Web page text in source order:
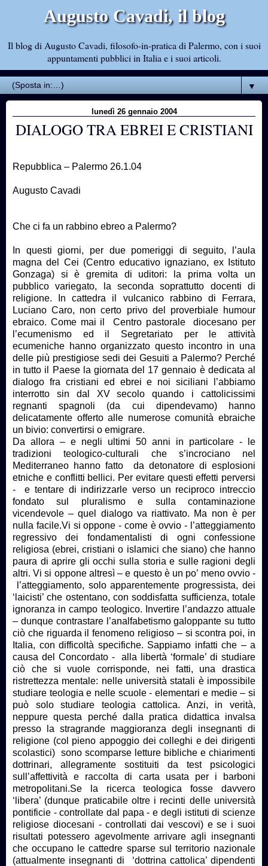
Augusto Cavadi, il blog
Il blog di Augusto Cavadi, filosofo-in-pratica di Palermo, con i suoi
appuntamenti pubblici in Italia e i suoi articoli.
▼
lunedì 26 gennaio 2004
DIALOGO TRA EBREI E CRISTIANI
Repubblica – Palermo 26.1.04
Augusto Cavadi
Che ci fa un rabbino ebreo a Palermo?
In questi giorni, per due pomeriggi di seguito, l’aula
magna del Cei (Centro educativo ignaziano, ex Istituto
Gonzaga) si è gremita di uditori: la prima volta un
pubblico variegato, la seconda soprattutto docenti di
religione. In cattedra il vulcanico rabbino di Ferrara,
Luciano Caro, non certo privo del proverbiale humour
ebraico. Come mai il Centro pastorale diocesano per
l’ecumenismo ed il Segretariato per le attività
ecumeniche hanno organizzato questo incontro in una
delle più prestigiose sedi dei Gesuiti a Palermo? Perché
in tutto il Paese la giornata del 17 gennaio è dedicata al
dialogo fra cristiani ed ebrei e noi siciliani l’abbiamo
interrotto sin dal XV secolo quando i cattolicissimi
regnanti spagnoli (da cui dipendevamo) hanno
delicatamente offerto alle numerose comunità ebraiche
un bivio: convertirsi o emigrare.
Da allora – e negli ultimi 50 anni in particolare - le
tradizioni teologico-culturali che s’incrociano nel
Mediterraneo hanno fatto da detonatore di esplosioni
etniche e conflitti bellici. Per evitare questi effetti perversi
- e tentare di indirizzarle verso un reciproco intreccio
fondato sul pluralismo e sulla contaminazione
vicendevole – quel dialogo va riattivato. Ma non è per
nulla facile.Vi si oppone - come è ovvio - l’atteggiamento
regressivo dei fondamentalisti di ogni confessione
religiosa (ebrei, cristiani o islamici che siano) che hanno
paura di aprire gli occhi sulla storia e sulle ragioni degli
altri. Vi si oppone altresì – e questo è un po’ meno ovvio -
l’atteggiamento, solo apparentemente progressista, dei
‘laicisti’ che ostentano, con soddisfatta sufficienza, totale
ignoranza in campo teologico. Invertire l’andazzo attuale
– dunque contrastare l’analfabetismo galoppante su tutto
ciò che riguarda il fenomeno religioso – si scontra poi, in
Italia, con difficoltà specifiche. Sappiamo infatti che – a
causa del Concordato - alla libertà ‘formale’ di studiare
ciò che si vuole corrisponde, nei fatti, una drastica
ristrettezza mentale: nelle università statali è impossibile
studiare teologia e nelle scuole - elementari e medie – si
può solo studiare teologia cattolica. Anzi, in verità,
neppure questa perché dalla pratica didattica invalsa
presso la stragrande maggioranza degli insegnanti di
religione (col pieno appoggio dei colleghi e dei dirigenti
scolastici) sono scomparse letture bibliche e chiarimenti
dottrinari, allegramente sostituiti da test psicologici
sull’affettività e raccolta di carta usata per i barboni
metropolitani.Se la ricerca teologica fosse davvero
‘libera’ (dunque praticabile oltre i recinti delle università
pontificie - controllate dal papa - e degli istituti di scienze
religiose diocesani - controllati dai vescovi) e se i suoi
risultati potessero agevolmente arrivare agli insegnanti
che occupano le cattedre sparse sul territorio nazionale
(attualmente insegnanti di ‘dottrina cattolica’ dipendenti